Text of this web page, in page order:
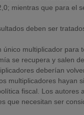
mientras que para el
deben ser
multiplicador
se recupera y salen
deberían
multiplicadores
fiscal. Los
que necesitan ser